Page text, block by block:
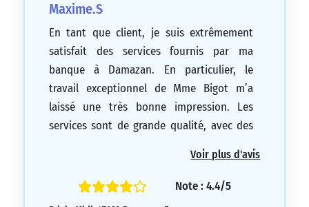
Maxime.S
En tant que client, je suis extrêmement
satisfait des services fournis par ma
banque à Damazan. En particulier, le
travail exceptionnel de Mme Bigot m’a
laissé une très bonne impression. Les
services sont de grande qualité, avec des
aux e-mails, et des réponses à mes
demandes très efficaces. Mme Bigot est
Voir plus d'avis
Note : 4.4/5